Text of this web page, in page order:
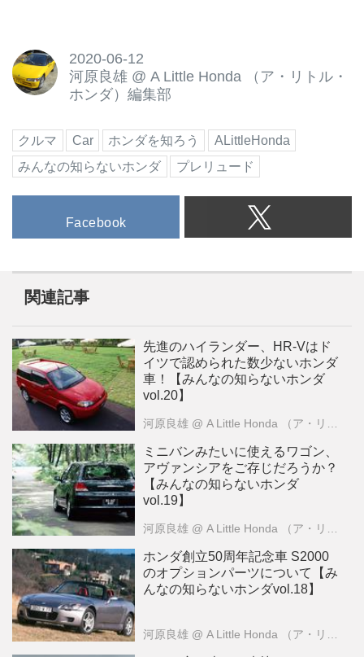
2020-06-12
河原良雄 @ A Little Honda （ア・リトル・
ホンダ）編集部
クルマ Car ホンダを知ろう
ALittleHonda
みんなの知らないホンダ
プレリュード
Facebook
関連記事
先進のハイランダー、HR-Vはド
イツで認められた数少ないホンダ
車！【みんなの知らないホンダ
vol.20】
河原良雄 @ A Little Honda （ア・リトル・ホンダ）編集部
ミニバンみたいに使えるワゴン、
アヴァンシアをご存じだろうか？
【みんなの知らないホンダ
vol.19】
河原良雄 @ A Little Honda （ア・リトル・ホンダ）編集部
ホンダ創立50周年記念車 S2000
のオプションパーツについて【み
んなの知らないホンダvol.18】
河原良雄 @ A Little Honda （ア・リトル・ホンダ）編集部